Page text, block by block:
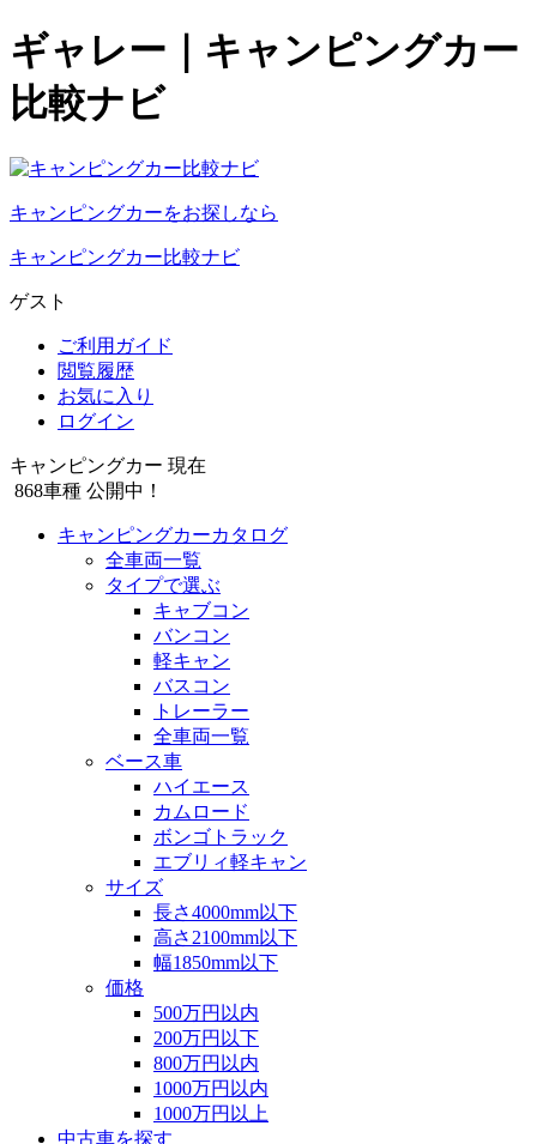
ギャレー｜キャンピングカー
比較ナビ
キャンピングカーをお探しなら
キャンピングカー比較ナビ
ゲスト
ご利用ガイド
閲覧履歴
お気に入り
ログイン
キャンピングカー 現在
868車種 公開中！
キャンピングカーカタログ
全車両一覧
タイプで選ぶ
キャブコン
バンコン
軽キャン
バスコン
トレーラー
全車両一覧
ベース車
ハイエース
カムロード
ボンゴトラック
エブリィ軽キャン
サイズ
長さ4000mm以下
高さ2100mm以下
幅1850mm以下
価格
500万円以内
200万円以下
800万円以内
1000万円以内
1000万円以上
中古車を探す